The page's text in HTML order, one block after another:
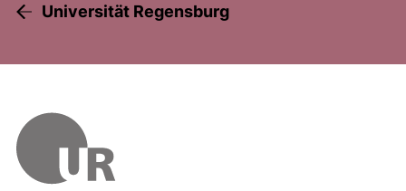
Universität Regensburg